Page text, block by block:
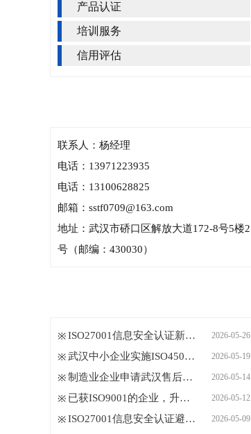
产品认证
培训服务
信用评估
联系人：杨经理
电话：13971223935
电话：13100628825
邮箱：sstf0709@163.com
地址：武汉市硚口区解放大道172-8号5楼2
号（邮编：430030）
ISO27001信息安全认证新版标准换版 2026-05-26
武汉中小企业实施ISO45001健康安全 2026-05-19
制造业企业申请武汉售后服务认证 2026-05-14
已获ISO9001的企业，升级武汉IATF 2026-05-12
ISO27001信息安全认证避坑指南：从 2026-05-09